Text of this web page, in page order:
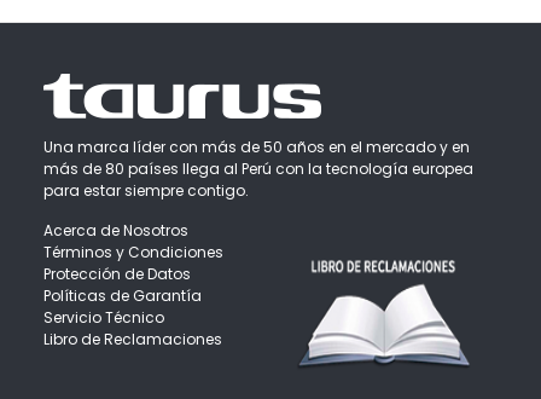
Una marca líder con más de 50 años en el mercado y en
más de 80 países llega al Perú con la tecnología europea
para estar siempre contigo.
Acerca de Nosotros
Términos y Condiciones
Protección de Datos
Políticas de Garantía
Servicio Técnico
Libro de Reclamaciones